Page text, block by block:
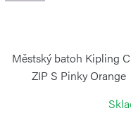
Městský batoh Kipling
ZIP S Pinky Orange